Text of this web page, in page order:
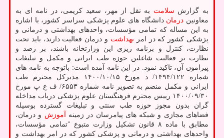
به گزارش سلامت به نقل از مهر، سعید کریمی، در نامه ای به
معاونین درمان دانشگاه های علوم پزشکی سراسر کشور، با اشاره
به این مساله که تمامی مؤسسات، واحدهای بهداشتی و درمانی و
پزشکی کشور که در امر بهداشت و درمان فعالیت دارند، باید تحت
نظارت، کنترل و برنامه ریزی این وزارتخانه باشند، بر رصد و
نظارت بر فعالیت شاغلین حوزه طب ایرانی و مکمل و تبلیغات
پیرامون آن، تاکید نمود. در این نامه آمده است: باتوجه به نامه های
شماره ۱۴۹۴/۱۲۲/ د مورخ ۱۵/‏۱۰/‏۱۴۰۰‬ مدیرکل محترم طب
ایرانی و مکمل منضم به تصویر نامه شماره ۶۵۵۳/ ف ع پ مورخ
۳۰/‏۰۹/‏۱۴۰۰‬ رییس محترم فرهنگستان علوم پزشکی درباب مداخله
گران بدون مجوز حوزه طب سنتی و تبلیغات گسترده بوسیله
فضاهای مجازی و شبکه های پیامرسان در زمینه آموزش و درمان،
مطابق با ماده ۸ قانون تشکیل وزارت متبوع "تمامی مؤسسات،
واحدهای بهداشتی و درمانی و پزشکی کشور که در امر بهداشت و